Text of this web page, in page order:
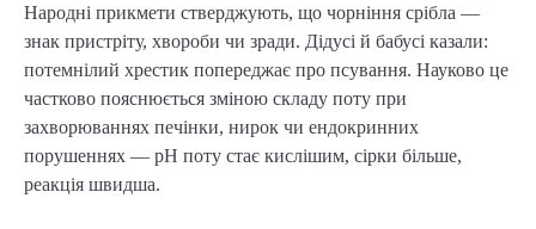
Народні прикмети стверджують, що чорніння срібла —
знак пристріту, хвороби чи зради. Дідусі й бабусі казали:
потемнілий хрестик попереджає про псування. Науково це
частково пояснюється зміною складу поту при
захворюваннях печінки, нирок чи ендокринних
порушеннях — pH поту стає кислішим, сірки більше,
реакція швидша.